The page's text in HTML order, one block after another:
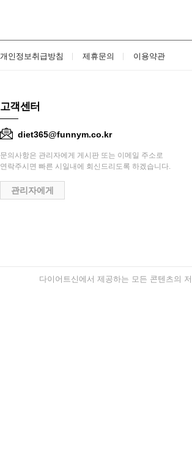
개인정보취급방침 제휴문의 이용약관
고객센터
diet365@funnym.co.kr
문의사항은 관리자에게 게시판 또는 이메일 주소로
연락주시면 빠른 시일내에 회신드리도록 하겠습니다.
관리자에게
다이어트신에서 제공하는 모든 콘텐츠의